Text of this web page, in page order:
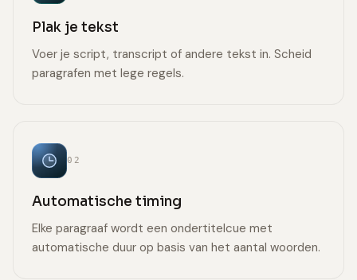
Plak je tekst
Voer je script, transcript of andere tekst in. Scheid
paragrafen met lege regels.
02
Automatische timing
Elke paragraaf wordt een ondertitelcue met
automatische duur op basis van het aantal woorden.